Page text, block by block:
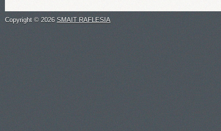
Copyright © 2026 SMAIT RAFLESIA